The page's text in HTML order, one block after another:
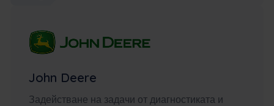
John Deere
Задействане на задачи от диагностиката и